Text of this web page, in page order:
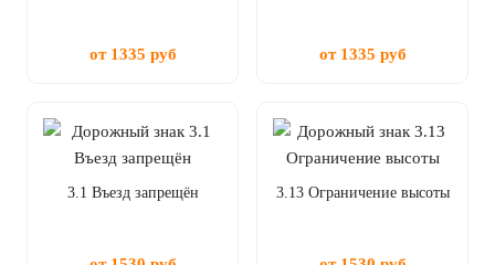
от 1335 руб от 1335 руб
3.1 Въезд запрещён 3.13 Ограничение высоты